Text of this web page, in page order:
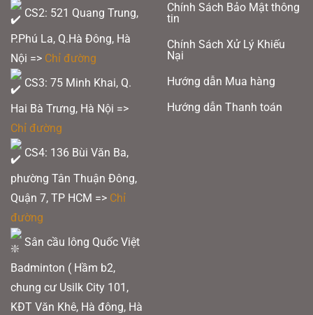
CS2: 521 Quang Trung,
P.Phú La, Q.Hà Đông, Hà
Nội => Chỉ đường
CS3: 75 Minh Khai, Q.
Hai Bà Trưng, Hà Nội =>
Chỉ đường
CS4: 136 Bùi Văn Ba,
phường Tân Thuận Đông,
Quận 7, TP HCM => Chỉ
đường
Sân cầu lông Quốc Việt
Badminton ( Hầm b2,
chung cư Usilk City 101,
KĐT Văn Khê, Hà đông, Hà
Chính Sách Bảo Mật thông
tin
Chính Sách Xử Lý Khiếu
Nại
Hướng dẫn Mua hàng
Hướng dẫn Thanh toán